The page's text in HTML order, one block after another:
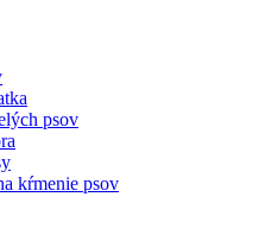
psov
kŕmenie psov